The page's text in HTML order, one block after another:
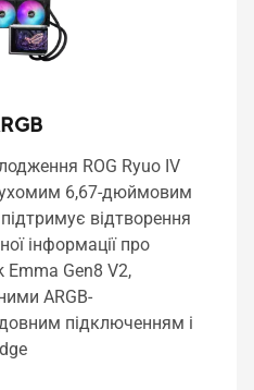
ROG Ryuo IV
6,67-дюймовим
відтворення
інформації про
Gen8 V2,
ARGB-
підключенням і